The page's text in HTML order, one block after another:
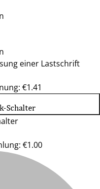
einer Lastschrift
€1.41
Schalter
€1.00